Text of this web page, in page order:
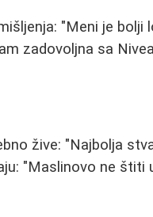
"Meni je
zadovoljna sa
žive: "Najbolja
"Maslinovo ne